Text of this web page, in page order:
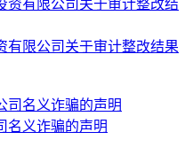
有限公司关于审计整改结果
名义诈骗的声明